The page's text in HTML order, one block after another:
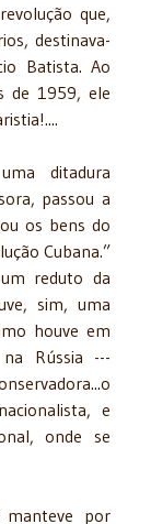
que,
destinava-
Batista. Ao
de 1959, ele
ditadura
passou a
os bens do
Cubana.”
reduto da
sim, uma
houve em
Rússia ---
e
onde se
manteve por